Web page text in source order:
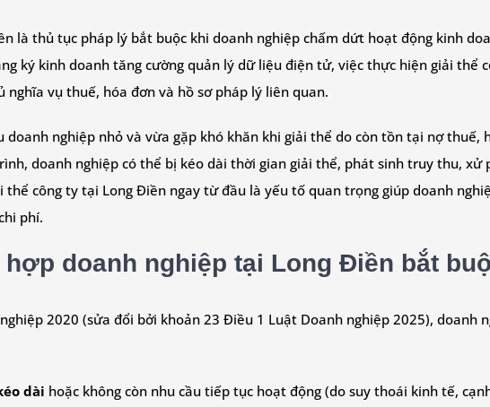
là thủ tục pháp lý bắt buộc khi doanh nghiệp chấm dứt hoạt động kinh
ký kinh doanh tăng cường quản lý dữ liệu điện tử, việc thực hiện giải thể
nghĩa vụ thuế, hóa đơn và hồ sơ pháp lý liên quan.
doanh nghiệp nhỏ và vừa gặp khó khăn khi giải thể do còn tồn tại nợ thuế,
doanh nghiệp có thể bị kéo dài thời gian giải thể, phát sinh truy thu,
thể công ty tại Long Điền ngay từ đầu là yếu tố quan trọng giúp doanh
phí.
doanh nghiệp tại Long Điền bắt
2020 (sửa đổi bởi khoản 23 Điều 1 Luật Doanh nghiệp 2025),
dài hoặc không còn nhu cầu tiếp tục hoạt động (do suy thoái kinh tế,